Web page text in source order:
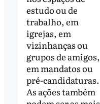
estudo ou de
trabalho, em
igrejas, em
vizinhanças ou
grupos de amigos,
em mandatos ou
pré-candidaturas.
As ações também